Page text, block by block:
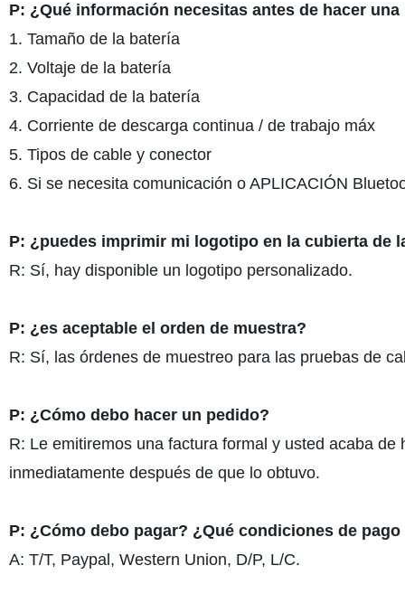
P: ¿Qué información necesitas antes de hacer
1. Tamaño de la batería
2. Voltaje de la batería
3. Capacidad de la batería
4. Corriente de descarga continua / de trabajo máx
5. Tipos de cable y conector
6. Si se necesita comunicación o APLICACIÓN
P: ¿puedes imprimir mi logotipo en la cubierta de
R: Sí, hay disponible un logotipo personalizado.
P: ¿es aceptable el orden de muestra?
R: Sí, las órdenes de muestreo para las pruebas de
P: ¿Cómo debo hacer un pedido?
R: Le emitiremos una factura formal y usted acaba
inmediatamente después de que lo obtuvo.
P: ¿Cómo debo pagar? ¿Qué condiciones de pago
A: T/T, Paypal, Western Union, D/P, L/C.